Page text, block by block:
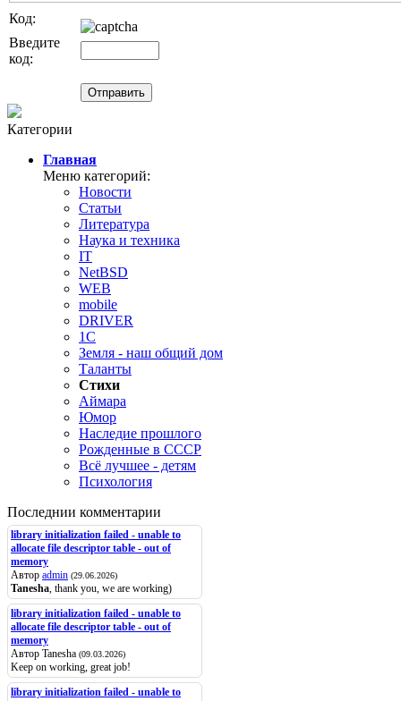
Код:
Введите
код:
Категории
Главная
Меню категорий:
Новости
Статьи
Литература
Наука и техника
IT
NetBSD
WEB
mobile
DRIVER
1C
Земля - наш общий дом
Таланты
Стихи
Аймара
Юмор
Наследие прошлого
Рожденные в СССР
Всё лучшее - детям
Психология
Последнии комментарии
library initialization failed - unable to
allocate file descriptor table - out of
memory
Автор admin (29.06.2026)
Tanesha, thank you, we are working)
library initialization failed - unable to
allocate file descriptor table - out of
memory
Автор Tanesha (09.03.2026)
Keep on working, great job!
library initialization failed - unable to